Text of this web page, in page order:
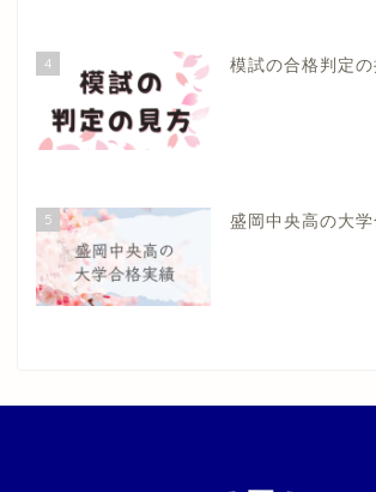
4 模試の合格判定
5 盛岡中央高の大